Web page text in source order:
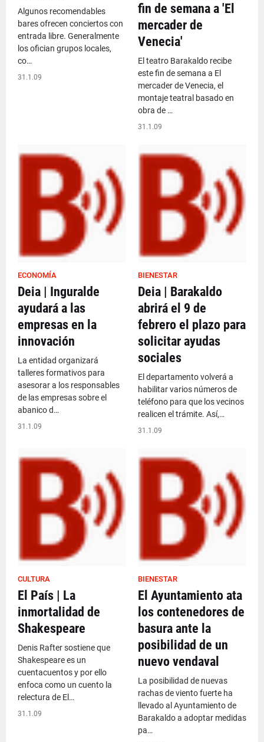
Algunos recomendables
bares ofrecen conciertos con
entrada libre. Generalmente
los ofician grupos locales,
co…
31.1.09
fin de semana a 'El
mercader de
Venecia'
El teatro Barakaldo recibe
este fin de semana a El
mercader de Venecia, el
montaje teatral basado en
obra de …
31.1.09
ECONOMÍA
Deia | Inguralde
ayudará a las
empresas en la
innovación
La entidad organizará
talleres formativos para
asesorar a los responsables
de las empresas sobre el
abanico d…
31.1.09
BIENESTAR
Deia | Barakaldo
abrirá el 9 de
febrero el plazo para
solicitar ayudas
sociales
El departamento volverá a
habilitar varios números de
teléfono para que los vecinos
realicen el trámite. Así,…
31.1.09
CULTURA
El País | La
inmortalidad de
Shakespeare
Denis Rafter sostiene que
Shakespeare es un
cuentacuentos y por ello
enfoca como un cuento la
relectura de El…
31.1.09
BIENESTAR
El Ayuntamiento ata
los contenedores de
basura ante la
posibilidad de un
nuevo vendaval
La posibilidad de nuevas
rachas de viento fuerte ha
llevado al Ayuntamiento de
Barakaldo a adoptar medidas
pa…